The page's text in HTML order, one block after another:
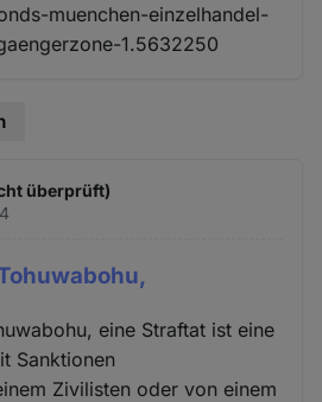
muenchen-einzelhandel-
1.5632250
überprüft)
eine Straftat ist eine
Sanktionen
Zivilisten oder von einem